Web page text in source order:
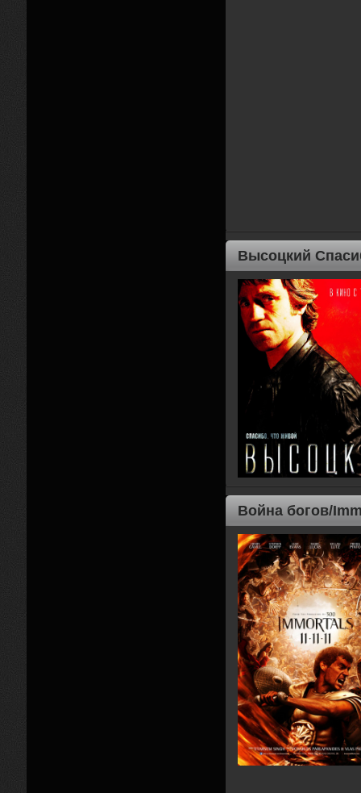
Высоцкий
Война богов/